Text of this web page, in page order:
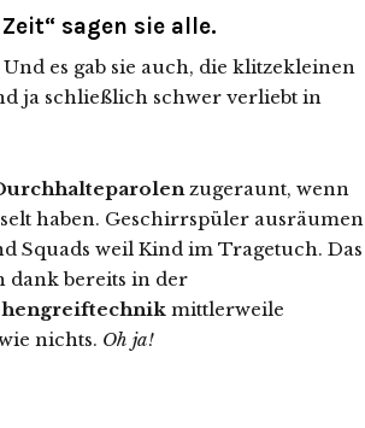
sagen sie alle.
es gab sie auch, die klitzekleinen
ja schließlich schwer verliebt in
zugeraunt, wenn
haben. Geschirrspüler ausräumen
Squads weil Kind im Tragetuch. Das
dank bereits in der
mittlerweile
nichts. Oh ja!